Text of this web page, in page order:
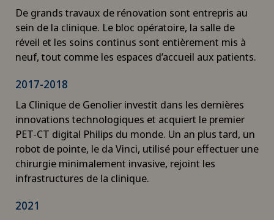
De grands travaux de rénovation sont entrepris au
sein de la clinique. Le bloc opératoire, la salle de
réveil et les soins continus sont entièrement mis à
neuf, tout comme les espaces d’accueil aux patients.
2017-2018
La Clinique de Genolier investit dans les dernières
innovations technologiques et acquiert le premier
PET-CT digital Philips du monde. Un an plus tard, un
robot de pointe, le da Vinci, utilisé pour effectuer une
chirurgie minimalement invasive, rejoint les
infrastructures de la clinique.
2021